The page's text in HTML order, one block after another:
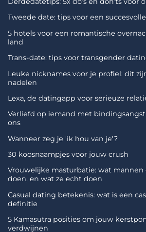
Tweede date: tips voor een
5 hotels voor een romantische
land
Trans-date: tips voor transgender
Leuke nicknames voor je profiel: dit
nadelen
Lexa, de datingapp voor serieuze
Verliefd op iemand met
ons
Wanneer zeg je 'ik hou van je'?
30 koosnaampjes voor jouw crush
Vrouwelijke masturbatie: wat mannen
doen, en wat ze echt doen
Casual dating betekenis: wat is een
definitie
5 Kamasutra posities om jouw
verdwijnen